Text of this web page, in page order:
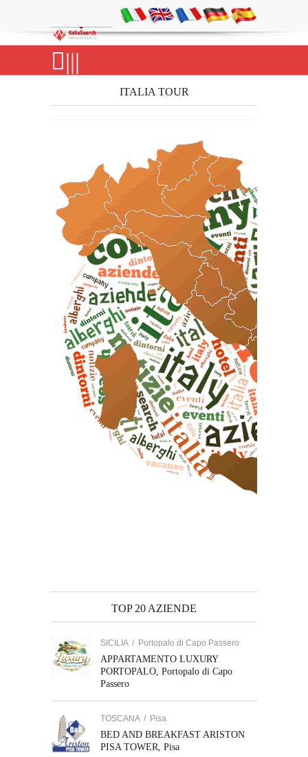
|||
ITALIA TOUR
TOP 20 AZIENDE
SICILIA / Portopalo di Capo Passero
APPARTAMENTO LUXURY
PORTOPALO, Portopalo di Capo
Passero
TOSCANA / Pisa
BED AND BREAKFAST ARISTON
PISA TOWER, Pisa